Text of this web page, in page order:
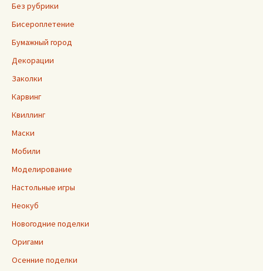
Без рубрики
Бисероплетение
Бумажный город
Декорации
Заколки
Карвинг
Квиллинг
Маски
Мобили
Моделирование
Настольные игры
Неокуб
Новогодние поделки
Оригами
Осенние поделки